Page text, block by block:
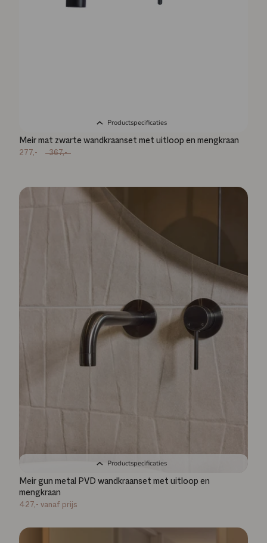
Productspecificaties
Meir mat zwarte wandkraanset met uitloop en mengkraan
277,- 367,-
Productspecificaties
Meir gun metal PVD wandkraanset met uitloop en
mengkraan
427,- vanaf prijs